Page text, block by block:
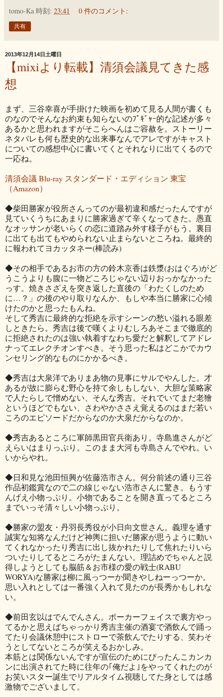
tomo-Ka 時刻: 23:41 0 件のコメント:
共有
2013年12月14日土曜日
【mixiより転載】清須会議見てきた感
想
まず、三谷幸喜が手掛けた映画を初めて見る人間が書くも
のなのでそんなお約束も知らないのﾌﾟｷﾞｬｰ的な記述が多々
あるかと思われますがそこらへんはご容赦を。ストーリー
ネタバレも何も歴史的な出来事なんでアレですがキャスト
についての感想中心に書いてくとそれなりに出てくるので
一応ね。
清須会議 Blu-ray スタンダード・エディション 東宝
（Amazon）
◆柴田勝家が役所さんってのが最初違和感だったんですが
見ていくうちにあまりに勝家過ぎて辛くなってきた。愚直
なオッサンが老いらくの恋に道踏み外す様子がもう。裏目
に出ても出てもやめられない止まらないところね。最終的
に報われてヨカッタネー(棒読み)
◆その相手であるお市の方の鈴木京香は鉄漿(おはぐろ)がど
うこうよりも腹に一物どころじゃない辺りおっかなかった
っす。焼きさざえを突き返した直後の「わたくしのため
に…？」の後のやり取りなんか、もしや本当に勝家に心傾
けたのかと思ったもんね。
そして秀吉に最終的な拒絶を示すシーンの愁い溢れる眼差
しときたら。秀吉は後で嘆くよりむしろあそこまで徹底的
に拒絶されたのは強い執着すなわち愛だと解釈してアドレ
ナってエレクチオンすべき。そう思った私はどこかでカウ
ンセリング的なものにかかるべき。
◆秀吉は大泉洋でありまあ物の見事にサルでやんした。才
あるが故に膨らむ野心を持て余しもしない、大胆な策略家
で人たらしで憎めない、そんな秀吉。それでいてまだ老獪
というほどでもない、さわやかささえ覚えるのはまだ若い
ころのエピソードだからなのか大泉だからなのか。
◆秀吉あるところに軍師黒田官兵衛あり。寺島進さんがど
えらいはまりっぷり。このまま大河も寺島さんでやれ。い
いからやれ。
◆日和見な池田恒興が佐藤浩市さん。何分前述の通り三谷
作品初鑑賞なので二の線じゃない浩市さんに驚き。もうす
んげえ小物っぷり。小物であることを開き直ってるところ
までいっそ清々しい小物っぷり。
◆勝家の盟友・丹羽長秀役が小日向文世さん。義理を通す
誠実な知将なんだけど神輿に担いだ勝家が思うように動い
てくれなかったり秀吉に出し抜かれたりして焦れたりいら
ついたりしてるところがたまんない。理詰めでちゃんと説
得しようとしても脳筋＆お市様の愛の戦士(RABU
WORYA)な勝家は柳に風っつーか聞きやしねーっつーか。
思い入れとしては一番強く入れて見たのが長秀かもしれな
い。
◆前田玄以はでんでんさん。ポーカーフェイスで裏方やっ
てるかと思えばちゃっかり秀吉主催の酒宴で酒飲んで踊っ
てたり会議休憩中にストローで茶飲んでたりする、笑わそ
うとしてないところが笑えるおかしみ。
本筋とは関係ないんですが宣伝のためにぴったんこカンカ
ンに出演されてた時に往年の｢俺だよ｣をやってくれたのが
お笑いスター誕生でリアルタイム視聴してた身としては感
激物でございまして。